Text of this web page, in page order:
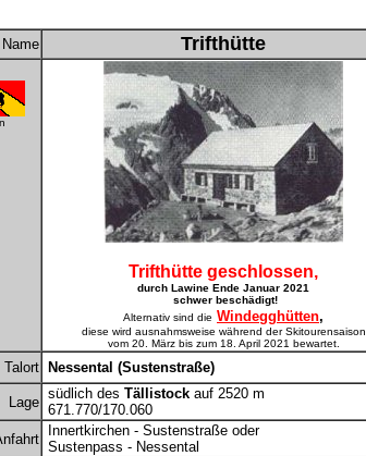
Name Trifthütte
Trifthütte geschlossen,
durch Lawine Ende Januar 2021
schwer beschädigt!
Alternativ sind die Windegghütten,
diese wird ausnahmsweise während der Skitourensaison
vom 20. März bis zum 18. April 2021 bewartet.
Talort Nessental (Sustenstraße)
Lage
südlich des Tällistock auf 2520 m
671.770/170.060
Innertkirchen - Sustenstraße oder
Sustenpass - Nessental